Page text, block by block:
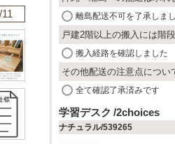
11 離島配送不可を了承しま
戸建2階以上の搬入には階
搬入経路を確認しました
その他配送の注意点につい
全て確認了承済みです
学習デスク 2choices
ナチュラル/539265